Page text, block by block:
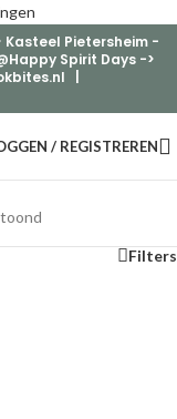
Kasteel Pietersheim -
Spirit Days ->
/ REGISTREREN
Filters